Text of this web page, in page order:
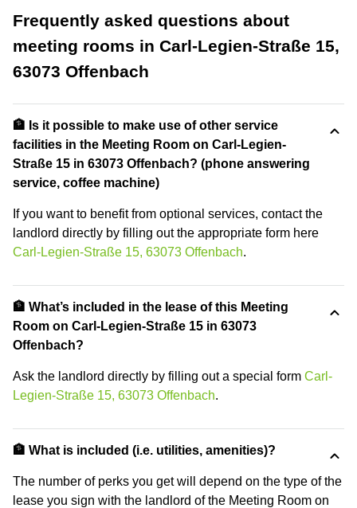
Frequently asked questions about
meeting rooms in Carl-Legien-Straße 15,
63073 Offenbach
🏦 Is it possible to make use of other service
facilities in the Meeting Room on Carl-Legien-
Straße 15 in 63073 Offenbach? (phone answering
service, coffee machine)
If you want to benefit from optional services, contact the
landlord directly by filling out the appropriate form here
Carl-Legien-Straße 15, 63073 Offenbach.
🏦 What’s included in the lease of this Meeting
Room on Carl-Legien-Straße 15 in 63073
Offenbach?
Ask the landlord directly by filling out a special form Carl-
Legien-Straße 15, 63073 Offenbach.
🏦 What is included (i.e. utilities, amenities)?
The number of perks you get will depend on the type of the
lease you sign with the landlord of the Meeting Room on